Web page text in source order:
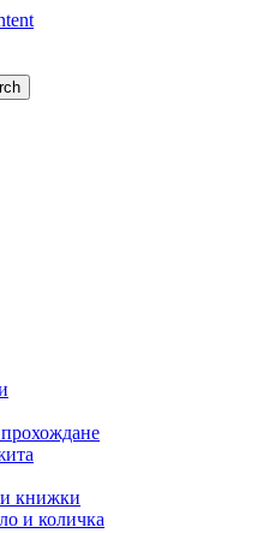
книжки
и количка